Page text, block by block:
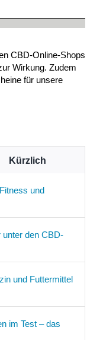
CBD-Online-Shops
Wirkung. Zudem
für unsere
Kürzlich
und
unter den CBD-
und Futtermittel
im Test – das